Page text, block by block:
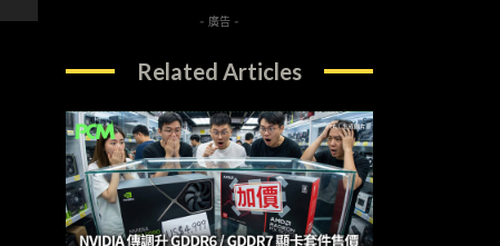
- 廣告 -
Related Articles